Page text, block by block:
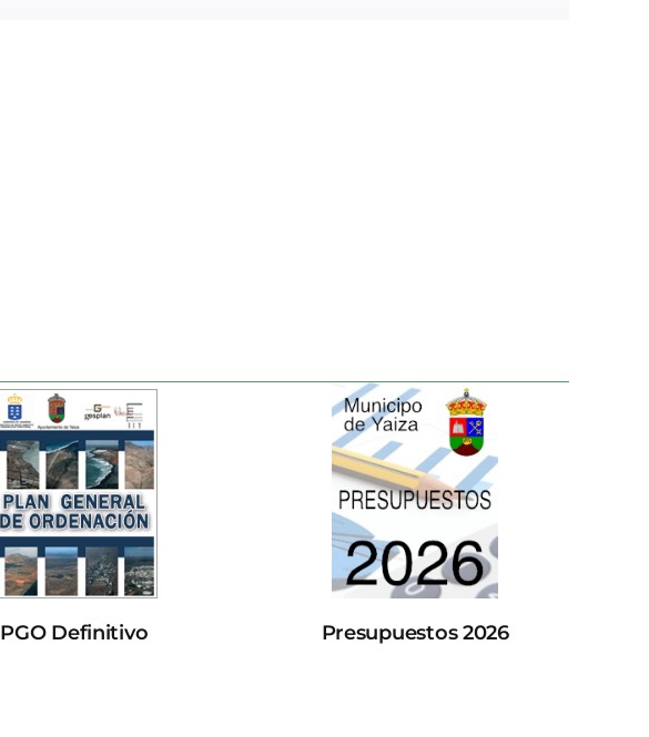
PGO Definitivo Presupuestos 2026